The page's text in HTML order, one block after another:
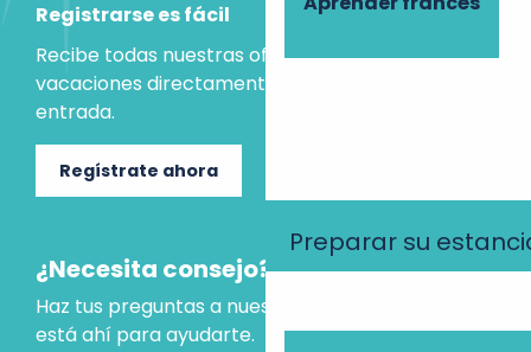
Preparar su
Registrarse es fácil
Recibe todas nuestras ofertas e ideas para las
vacaciones directamente en tu bandeja de
entrada.
Regístrate ahora
¿Necesita consejo?
Haz tus preguntas a nuestro asistente virtual, que
está ahí para ayudarte.